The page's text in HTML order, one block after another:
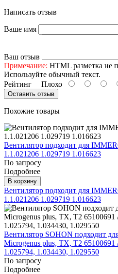
Написать отзыв
Ваше имя
Ваш отзыв
Примечание: HTML разметка не
Используйте обычный текст.
Рейтинг Плохо
Оставить отзыв
Похожие товары
Вентилятор подходит для
1.1.021206 1.029719 1.016623
По запросу
Подробнее
В корзину
Вентилятор подходит для
1.1.021206 1.029719 1.016623
Вентилятор SOHON подходит
Microgenus plus, TX, T2
1.025794, 1.034430, 1.029550
По запросу
Подробнее